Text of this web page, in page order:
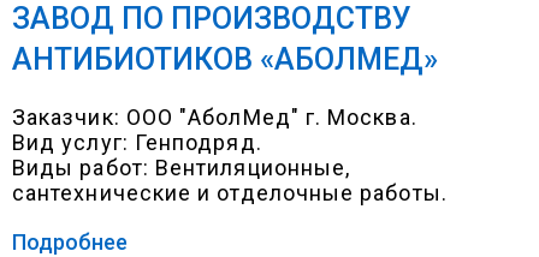
ЗАВОД ПО ПРОИЗВОДСТВУ
АНТИБИОТИКОВ «АБОЛМЕД»
Заказчик: ООО "АболМед" г. Москва.
Вид услуг: Генподряд.
Виды работ: Вентиляционные,
сантехнические и отделочные работы.
Подробнее